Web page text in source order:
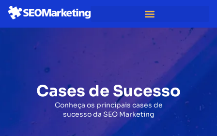
Cases de Sucesso
Conheça os principais cases de
sucesso da SEO Marketing